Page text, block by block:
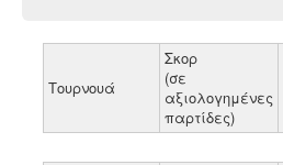
Τουρνουά
Σκορ
(σε
αξιολογημένες
παρτίδες)